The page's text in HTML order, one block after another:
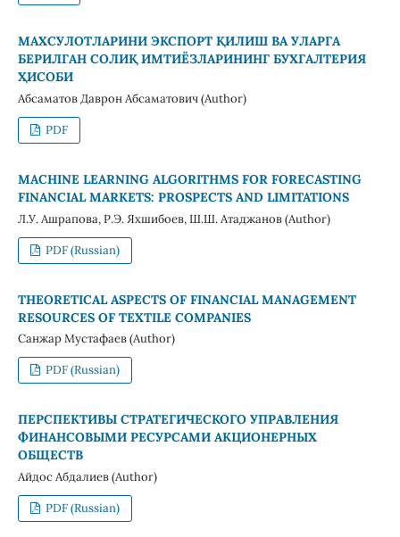
МАХСУЛОТЛАРИНИ ЭКСПОРТ ҚИЛИШ ВА УЛАРГА
БЕРИЛГАН СОЛИҚ ИМТИЁЗЛАРИНИНГ БУХГАЛТЕРИЯ
ҲИСОБИ
Абсаматов Даврон Абсаматович (Author)
PDF
MACHINE LEARNING ALGORITHMS FOR FORECASTING
FINANCIAL MARKETS: PROSPECTS AND LIMITATIONS
Л.У. Ашрапова, Р.Э. Яхшибоев, Ш.Ш. Атаджанов (Author)
PDF (Russian)
THEORETICAL ASPECTS OF FINANCIAL MANAGEMENT
RESOURCES OF TEXTILE COMPANIES
Санжар Мустафаев (Author)
PDF (Russian)
ПЕРСПЕКТИВЫ СТРАТЕГИЧЕСКОГО УПРАВЛЕНИЯ
ФИНАНСОВЫМИ РЕСУРСАМИ АКЦИОНЕРНЫХ
ОБЩЕСТВ
Айдос Абдалиев (Author)
PDF (Russian)